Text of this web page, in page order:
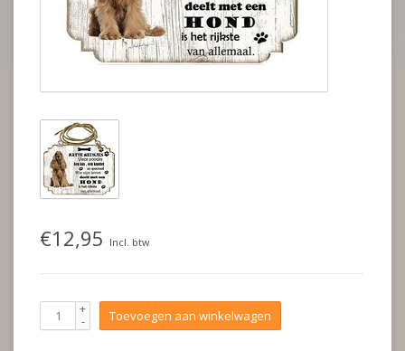
€12,95 Incl. btw
+
- Toevoegen aan winkelwagen